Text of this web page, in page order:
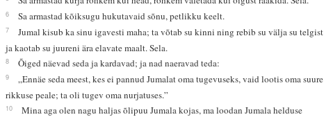
6 Sa armastad kõiksugu hukutavaid sõnu, petlikku keelt.
7
Jumal kisub ka sinu igavesti maha; ta võtab su kinni ning rebib su välja su telgist
ja kaotab su juureni ära elavate maalt. Sela.
8 Õiged näevad seda ja kardavad; ja nad naeravad teda:
9
„Ennäe seda meest, kes ei pannud Jumalat oma tugevuseks, vaid lootis oma suure
rikkuse peale; ta oli tugev oma nurjatuses.”
10
Mina aga olen nagu haljas õlipuu Jumala kojas, ma loodan Jumala helduse